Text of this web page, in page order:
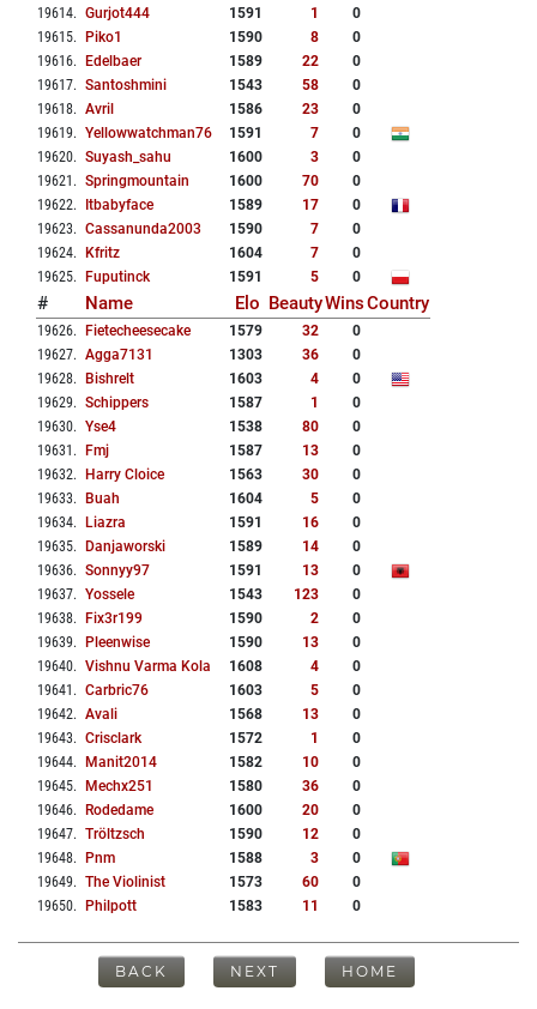
19614. Gurjot444 1591 1
0
19615. Piko1 1590 8
0
19616. Edelbaer 1589 22
0
19617. Santoshmini 1543 58
0
19618. Avril 1586 23
0
19619. Yellowwatchman76 1591 7
0
19620. Suyash_sahu 1600 3
0
19621 . Springmountain 1600 70
0
19622. Itbabyface 1589 17
0
19623. Cassanunda2003 1590 7
0
19624. Kfritz 1604 7
0
19625. Fuputinck 1591 5 0
# Name Elo BeautyWinsCountry
19626. Fietecheesecake 1579 32
0
19627. Agga7131 1303 36
0
19628. Bishrelt 1603 4
0
19629. Schippers 1587 1
0
19630. Yse4 1538 80
0
19631 . Fmj 1587 13
0
19632. Harry Cloice 1563 30
0
19633. Buah 1604 5
0
19634. Liazra 1591 16
0
19635. Danjaworski 1589 14
0
19636. Sonnyy97 1591 13
0
19637. Yossele 1543 123
0
19638. Fix3r199 1590 2
0
19639. Pleenwise 1590 13
0
19640. Vishnu Varma Kola 1608 4
0
19641 . Carbric76 1603 5
0
19642. Avali 1568 13
0
19643. Crisclark 1572 1
0
19644. Manit2014 1582 10
0
19645. Mechx251 1580 36
0
19646. Rodedame 1600 20
0
19647. Tröltzsch 1590 12
0
19648. Pnm 1588 3
0
19649. The Violinist 1573 60
0
19650. Philpott 1583 11 0
BACK NEXT HOME